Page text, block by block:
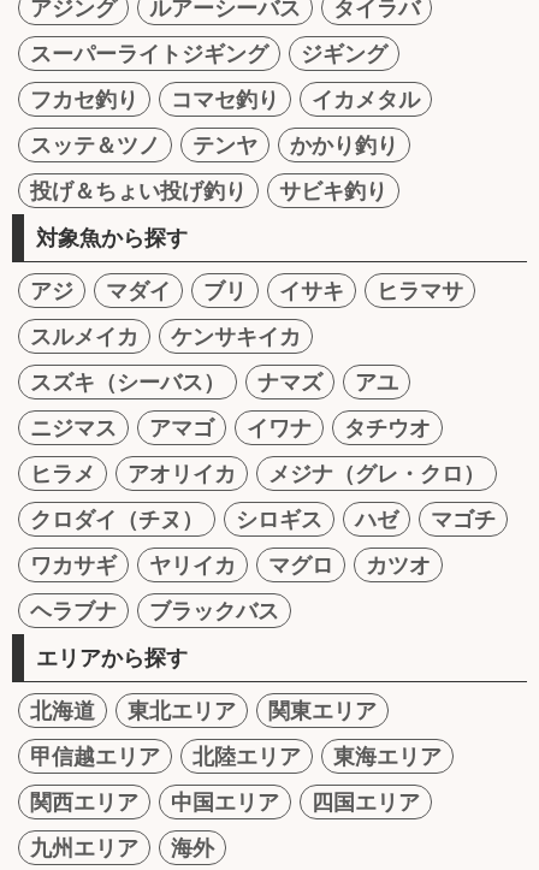
アジング
ルアーシーバス
タイラバ
スーパーライトジギング
ジギング
フカセ釣り
コマセ釣り
イカメタル
スッテ＆ツノ
テンヤ
かかり釣り
投げ＆ちょい投げ釣り
サビキ釣り
対象魚から探す
アジ マダイ ブリ イサキ
ヒラマサ
スルメイカ
ケンサキイカ
スズキ（シーバス）
ナマズ
アユ
ニジマス
アマゴ イワナ
タチウオ
ヒラメ
アオリイカ
メジナ（グレ・クロ）
クロダイ（チヌ）
シロギス ハゼ
マゴチ
ワカサギ
ヤリイカ マグロ
カツオ
ヘラブナ
ブラックバス
エリアから探す
北海道 東北エリア
関東エリア
甲信越エリア
北陸エリア
東海エリア
関西エリア
中国エリア
四国エリア
九州エリア
海外